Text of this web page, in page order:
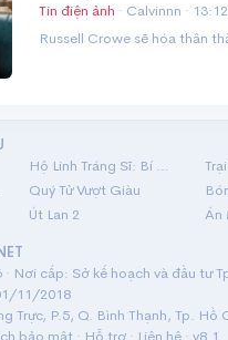
Tin điện ảnh · Calvinnn ·
Russell Crowe sẽ hóa thân
Hộ Linh Tráng Sĩ: Bí Ẩn Mộ Vua Đinh
Quý Tử Vượt Giàu
Út Lan 2
Án
Nơi cấp: Sở kế hoạch và đầu tư
11/2018
Trực, P.5, Q. Bình Thạnh, Tp. Hồ
bảo mật· Hỗ trợ· Liên hệ· v8.1